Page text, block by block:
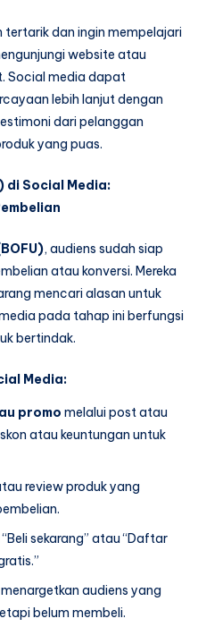
tertarik dan ingin mempelajari
website atau
Social media dapat
lebih lanjut dengan
dari pelanggan
yang puas.
di Social Media:
, audiens sudah siap
atau konversi. Mereka
mencari alasan untuk
pada tahap ini berfungsi
bertindak.
Media:
promo melalui post atau
atau keuntungan untuk
review produk yang
sekarang” atau “Daftar
audiens yang
belum membeli.